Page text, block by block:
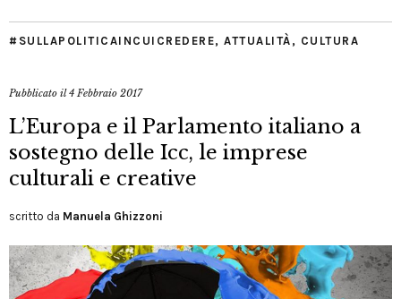
#SULLAPOLITICAINCUICREDERE, ATTUALITÀ , CULTURA
Pubblicato il4 Febbraio 2017
L’Europa e il Parlamento italiano a
sostegno delle Icc, le imprese
culturali e creative
scritto da Manuela Ghizzoni